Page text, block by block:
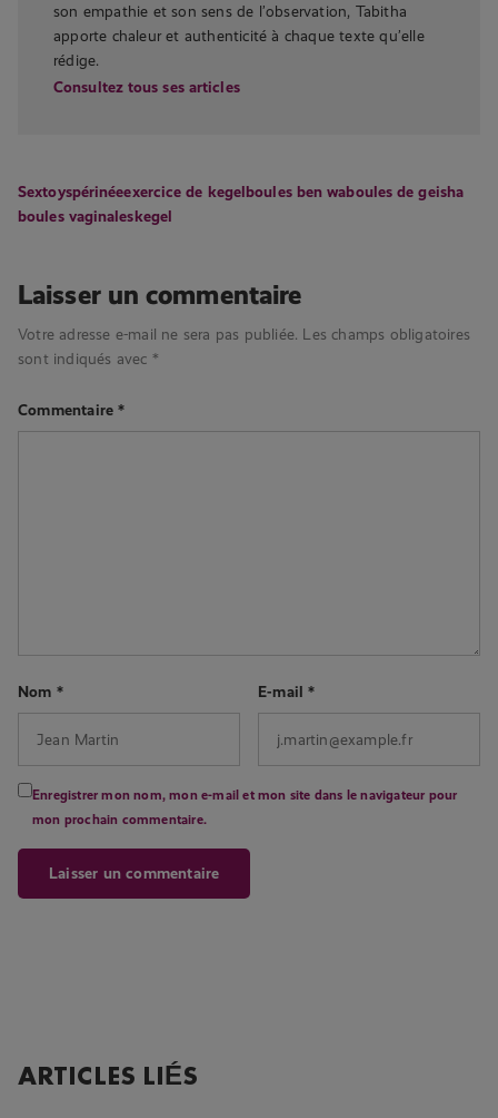
son empathie et son sens de l’observation, Tabitha
apporte chaleur et authenticité à chaque texte qu’elle
rédige.
Consultez tous ses articles
Sextoyspérinéeexercice de kegelboules ben waboules de geisha
boules vaginaleskegel
Laisser un commentaire
Votre adresse e-mail ne sera pas publiée. Les champs obligatoires
sont indiqués avec *
Commentaire*
Nom * E-mail*
Enregistrer mon nom, mon e-mail et mon site dans le navigateur pour
mon prochain commentaire.
ARTICLES LIÉS